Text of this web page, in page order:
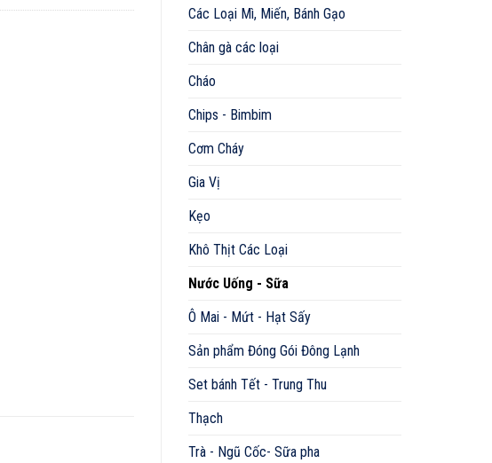
Các Loại Mì, Miến, Bánh Gạo
Chân gà các loại
Cháo
Chips - Bimbim
Cơm Cháy
Gia Vị
Kẹo
Khô Thịt Các Loại
Nước Uống - Sữa
Ô Mai - Mứt - Hạt Sấy
Sản phẩm Đóng Gói Đông Lạnh
Set bánh Tết - Trung Thu
Thạch
Trà - Ngũ Cốc- Sữa pha